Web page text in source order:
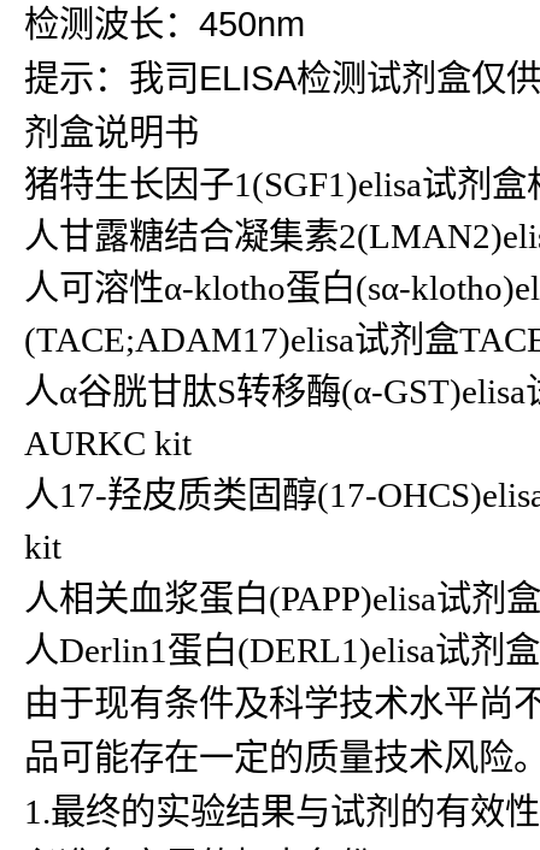
检测波长：450nm
提示：我司ELISA检测试剂盒仅
剂盒说明书
猪特生长因子1(SGF1)elisa试剂
人甘露糖结合凝集素
人可溶性α-klotho蛋白(sα-
(TACE;ADAM17)elisa试剂盒
人α谷胱甘肽S转移酶(α-
AURKC kit
人17-羟皮质类固醇(17-
kit
人相关血浆蛋白(PAPP)elisa试剂
人Derlin1蛋白(DERL1)elisa试剂
由于现有条件及科学技术水平尚
品可能存在一定的质量技术风险
1.最终的实验结果与试剂的有效